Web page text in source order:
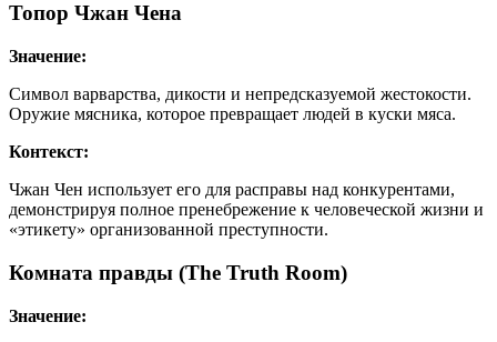
Топор Чжан Чена
Значение:
Символ варварства, дикости и непредсказуемой жестокости.
Оружие мясника, которое превращает людей в куски мяса.
Контекст:
Чжан Чен использует его для расправы над конкурентами,
демонстрируя полное пренебрежение к человеческой жизни и
«этикету» организованной преступности.
Комната правды (The Truth Room)
Значение: